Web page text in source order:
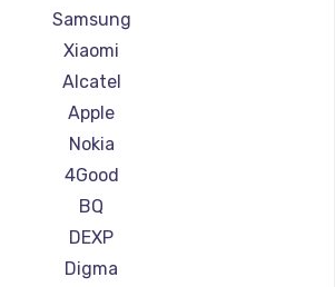
Ремонт планшетов HP
планшетов Getac
Ремонт планшетов ZTE
планшетов Google
планшетов Navitel
планшетов Teclast
планшетов CHUWI
Samsung
Xiaomi
Alcatel
Apple
Nokia
4Good
BQ
DEXP
Digma